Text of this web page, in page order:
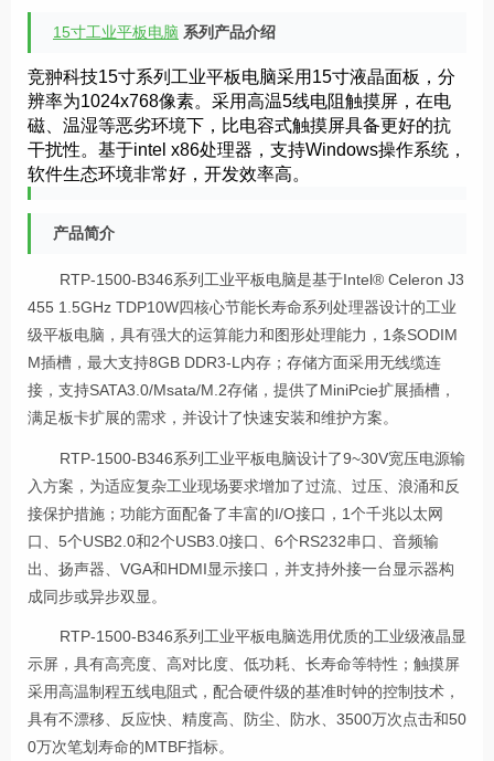
15寸工业平板电脑 系列产品介绍
竞翀科技15寸系列工业平板电脑采用15寸液晶面板，分
辨率为1024x768像素。采用高温5线电阻触摸屏，在电
磁、温湿等恶劣环境下，比电容式触摸屏具备更好的抗
干扰性。基于intel x86处理器，支持Windows操作系统，
软件生态环境非常好，开发效率高。
产品简介
RTP-1500-B346系列工业平板电脑是基于Intel® Celeron J3
455 1.5GHz TDP10W四核心节能长寿命系列处理器设计的工业
级平板电脑，具有强大的运算能力和图形处理能力，1条SODIM
M插槽，最大支持8GB DDR3-L内存；存储方面采用无线缆连
接，支持SATA3.0/Msata/M.2存储，提供了MiniPcie扩展插槽，
满足板卡扩展的需求，并设计了快速安装和维护方案。
RTP-1500-B346系列 工业平板电脑设计了9~30V宽压电源输
入方案，为适应复杂工业现场要求增加了过流、过压、浪涌和反
接保护措施；功能方面配备了丰富的I/O接口，1个千兆以太网
口、5个USB2.0和2个USB3.0接口、6个RS232串口、音频输
出、扬声器、VGA和HDMI显示接口，并支持外接一台显示器构
成同步或异步双显。
RTP-1500-B346系列 工业平板电脑选用优质的工业级液晶显
示屏，具有高亮度、高对比度、低功耗、长寿命等特性；触摸屏
采用高温制程五线电阻式，配合硬件级的基准时钟的控制技术，
具有不漂移、反应快、精度高、防尘、防水、3500万次点击和50
0万次笔划寿命的MTBF指标。